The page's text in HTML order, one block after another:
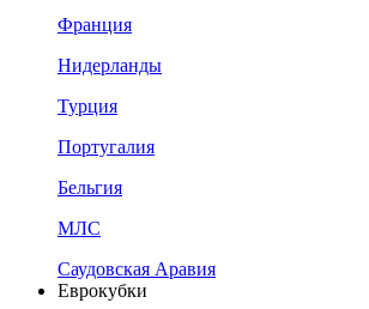
Франция
Нидерланды
Турция
Португалия
Бельгия
МЛС
Саудовская Аравия
Еврокубки